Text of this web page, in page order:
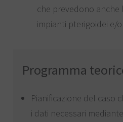
che prevedono anche
impianti pterigoidei e/
Programma
Pianificazione del caso
i dati necessari